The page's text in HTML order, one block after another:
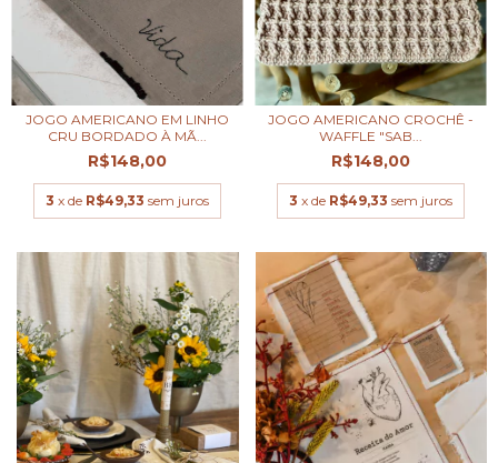
JOGO AMERICANO EM LINHO
CRU BORDADO À MÃ...
R$148,00
3 x de R$49,33 sem juros
JOGO AMERICANO CROCHÊ -
WAFFLE "SAB...
R$148,00
3 x de R$49,33 sem juros